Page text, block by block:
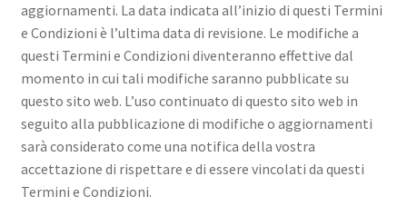
aggiornamenti. La data indicata all’inizio di questi Termini
e Condizioni è l’ultima data di revisione. Le modifiche a
questi Termini e Condizioni diventeranno effettive dal
momento in cui tali modifiche saranno pubblicate su
questo sito web. L’uso continuato di questo sito web in
seguito alla pubblicazione di modifiche o aggiornamenti
sarà considerato come una notifica della vostra
accettazione di rispettare e di essere vincolati da questi
Termini e Condizioni.